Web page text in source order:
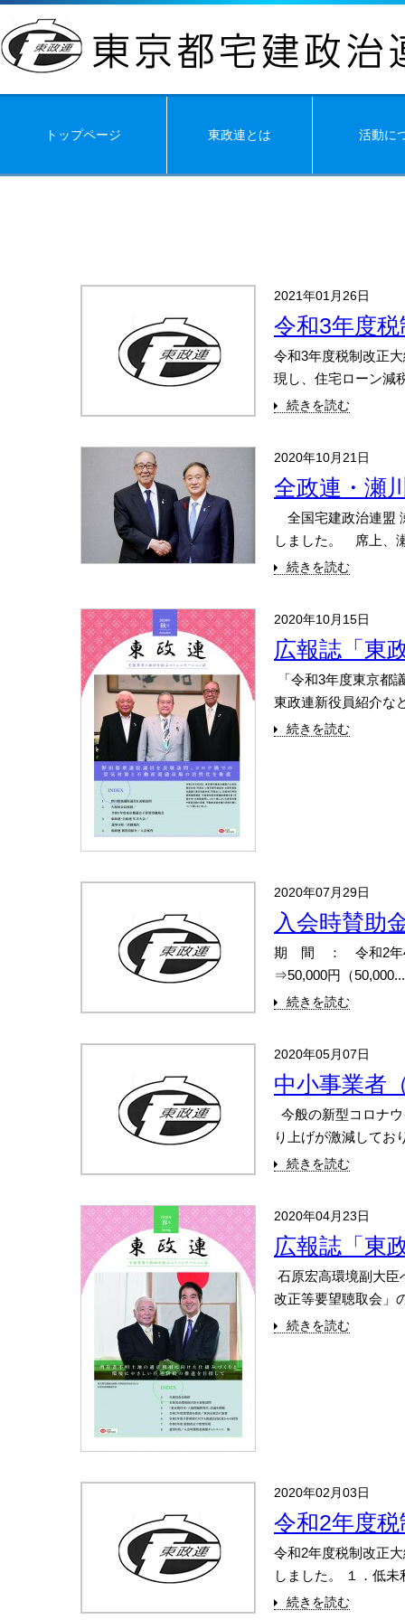
トップページ 東政連とは 活動に
2021年01月26日
令和3年度
令和3年度税制改正
現し、住宅ローン減
続きを読む
2020年10月21日
全政連・瀬
全国宅建政治連盟
しました。 席上、
続きを読む
2020年10月15日
広報誌「東
「令和3年度東京都
東政連新役員紹介な
続きを読む
2020年07月29日
入会時賛助
期 間 ： 令和2年4
⇒50,000円（50,000...
続きを読む
2020年05月07日
中小事業者
今般の新型コロナ
り上げが激減してお
続きを読む
2020年04月23日
広報誌「東
石原宏高環境副大臣
改正等要望聴取会」
続きを読む
2020年02月03日
令和2年度
令和2年度税制改正
しました。 １．低
続きを読む